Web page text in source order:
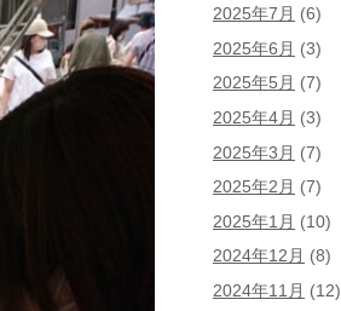
2025年7月 (6)
2025年6月 (3)
2025年5月 (7)
2025年4月 (3)
2025年3月 (7)
2025年2月 (7)
2025年1月 (10)
2024年12月 (8)
2024年11月 (12)